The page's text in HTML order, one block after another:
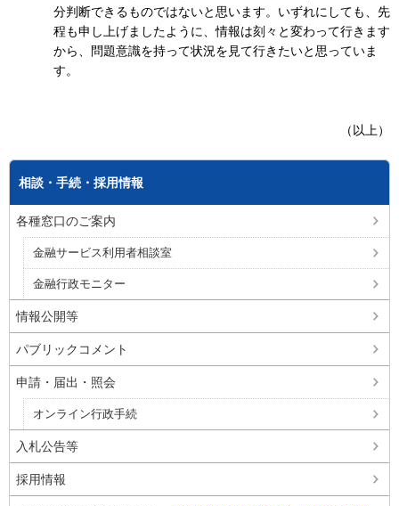
分判断できるものではないと思います。いずれにしても、先
程も申し上げましたように、情報は刻々と変わって行きます
から、問題意識を持って状況を見て行きたいと思っていま
す。
（以上）
相談・手続・採用情報
各種窓口のご案内
金融サービス利用者相談室
金融行政モニター
情報公開等
パブリックコメント
申請・届出・照会
オンライン行政手続
入札公告等
採用情報